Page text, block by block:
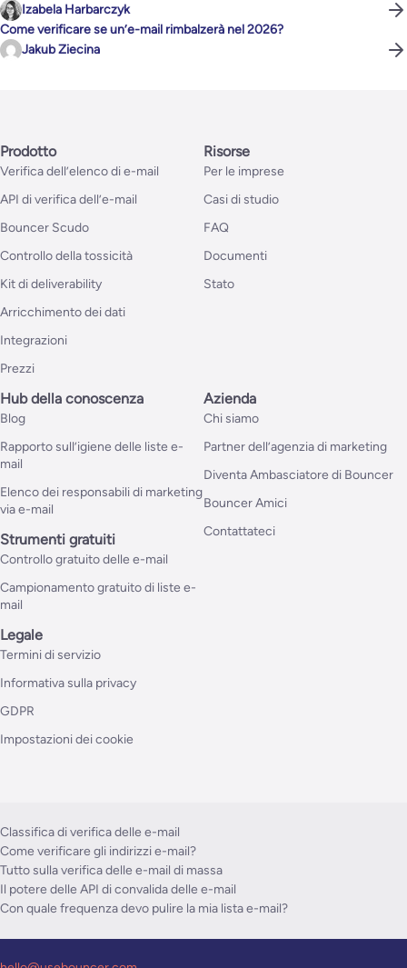
Izabela Harbarczyk
Come verificare se un’e-mail rimbalzerà nel 2026?
Jakub Ziecina
Prodotto
Verifica dell’elenco di e-mail
API di verifica dell’e-mail
Bouncer Scudo
Controllo della tossicità
Kit di deliverability
Arricchimento dei dati
Integrazioni
Prezzi
Risorse
Per le imprese
Casi di studio
FAQ
Documenti
Stato
Hub della conoscenza
Blog
Rapporto sull’igiene delle liste e-
mail
Elenco dei responsabili di marketing
via e-mail
Strumenti gratuiti
Controllo gratuito delle e-mail
Campionamento gratuito di liste e-
mail
Azienda
Chi siamo
Partner dell’agenzia di marketing
Diventa Ambasciatore di Bouncer
Bouncer Amici
Contattateci
Legale
Termini di servizio
Informativa sulla privacy
GDPR
Impostazioni dei cookie
Classifica di verifica delle e-mail
Come verificare gli indirizzi e-mail?
Tutto sulla verifica delle e-mail di massa
Il potere delle API di convalida delle e-mail
Con quale frequenza devo pulire la mia lista e-mail?